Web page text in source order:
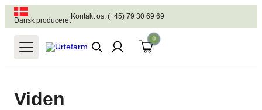
Dansk produceretKontakt os: (+45) 79 30 69 69
0
Viden